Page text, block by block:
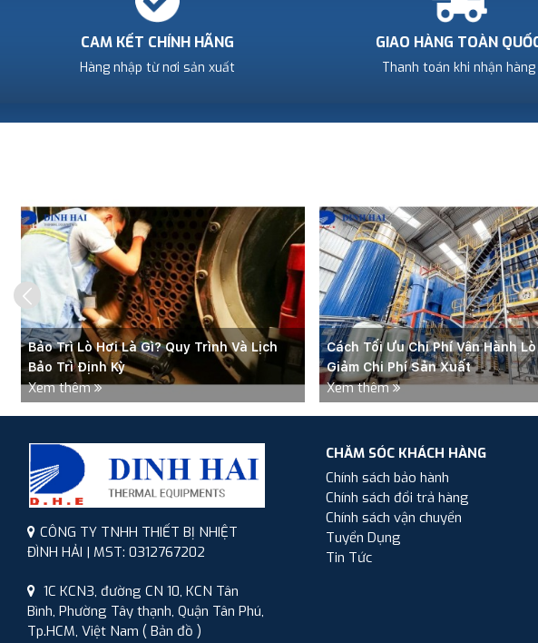
CAM KẾT CHÍNH HÃNG
Hàng nhập từ nơi sản xuất
GIAO HÀNG TOÀN
Thanh toán khi nhận hàng
Bảo Trì Lò Hơi Là Gì? Quy Trình Và Lịch
Bảo Trì Định Kỳ
Xem thêm
Cách Tối Ưu Chi Phí Vận Hành
Giảm Chi Phí Sản Xuất
Xem thêm
CÔNG TY TNHH THIẾT BỊ NHIỆT
ĐÌNH HẢI | MST: 0312767202
1C KCN3, đường CN 10, KCN Tân
Bình, Phường Tây thạnh, Quận Tân Phú,
Tp.HCM, Việt Nam ( Bản đồ )
CHĂM SÓC KHÁCH HÀNG
Chính sách bảo hành
Chính sách đổi trả hàng
Chính sách vận chuyển
Tuyển Dụng
Tin Tức